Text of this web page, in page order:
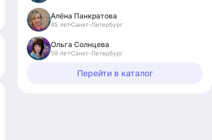
Алёна Панкратова
45 летСанкт-Петербург
Ольга Солнцева
59 летСанкт-Петербург
Перейти в каталог